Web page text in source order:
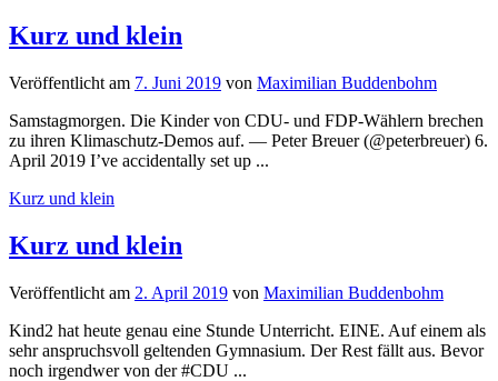
Kurz und klein
Veröffentlicht am 7. Juni 2019 von Maximilian Buddenbohm
Samstagmorgen. Die Kinder von CDU- und FDP-Wählern brechen
zu ihren Klimaschutz-Demos auf. — Peter Breuer (@peterbreuer) 6.
April 2019 I’ve accidentally set up ...
Kurz und klein
Kurz und klein
Veröffentlicht am 2. April 2019 von Maximilian Buddenbohm
Kind2 hat heute genau eine Stunde Unterricht. EINE. Auf einem als
sehr anspruchsvoll geltenden Gymnasium. Der Rest fällt aus. Bevor
noch irgendwer von der #CDU ...